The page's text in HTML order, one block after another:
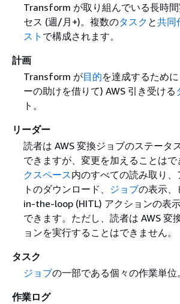
Transform が取り組んでいる長時
セス (週/月+)。複数のタスク と共同
スト で構成されます。
計画
Transform が目的を達成するため
ーの助けを借りて) AWS 引き受ける
ト。
リーダー
読者は AWS 変換ジョブのステータ
できますが、変更を加えることはで
クスペース内のすべての読み取り、
トのダウンロード、
ジョブの表示
in-the-loop (HITL) アクションの表
できます。ただし、読者は AWS 変
ョンを実行することはできません。
タスク
ジョブの一部である個々の作業単位。
作業ログ